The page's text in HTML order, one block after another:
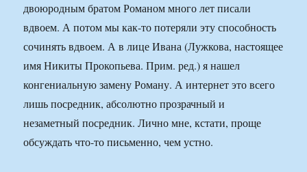
двоюродным братом Романом много лет писали
вдвоем. А потом мы как-то потеряли эту способность
сочинять вдвоем. А в лице Ивана (Лужкова, настоящее
имя Никиты Прокопьева. Прим. ред.) я нашел
конгениальную замену Роману. А интернет это всего
лишь посредник, абсолютно прозрачный и
незаметный посредник. Лично мне, кстати, проще
обсуждать что-то письменно, чем устно.